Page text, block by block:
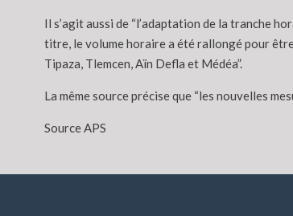
Il s’agit aussi de “l’adaptation de la tranche
titre, le volume horaire a été rallongé pour
Tipaza, Tlemcen, Aïn Defla et Médéa”.
La même source précise que “les nouvelles
Source APS